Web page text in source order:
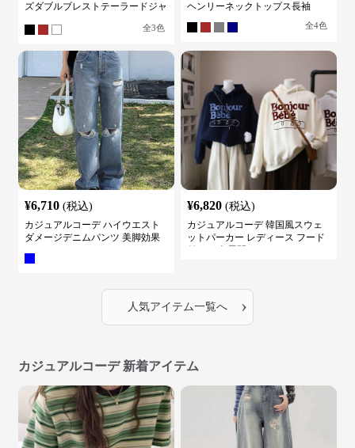
ズダブルブレストテーラードジャ
全3色
ヘンリーネックトップス長袖
全4色
¥6,710 (税込)
カジュアルコーデ ハイウエスト
ダメージデニムパンツ 美脚効果
¥6,820 (税込)
カジュアルコーデ 韓国風スウェ
ットパーカー レディース フード
人気アイテム一覧へ ›
カジュアルコーデ 新着アイテム